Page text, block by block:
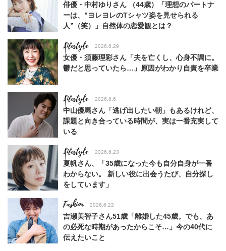
俳優・中村ゆりさん （44歳）「理想のパートナ
ーは、”ヨレヨレのTシャツ姿を見せられる
人”（笑）」自然体の恋愛観とは？
Lifestyle 2026.6.29
女優・須藤理彩さん「夫を亡くし、心身不調に。
鬱だと思っていたら…」原因がわかり自責を卒業
Lifestyle 2026.8.6
中山優馬さん「逃げ出したい朝」もあるけれど、
課題と向き合っている時間が、実は一番充実して
いる
Lifestyle 2026.6.23
夏帆さん、「35歳になった今も自分自身が一番
わからない。 新しい役に出会うたび、自分探し
をしています」
Fashion 2026.6.22
吉瀬美智子さん51歳「離婚した45歳。でも、あ
の必死な時期があったからこそ…」今の40代に
伝えたいこと